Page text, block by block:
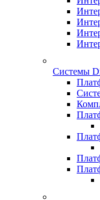
Системы